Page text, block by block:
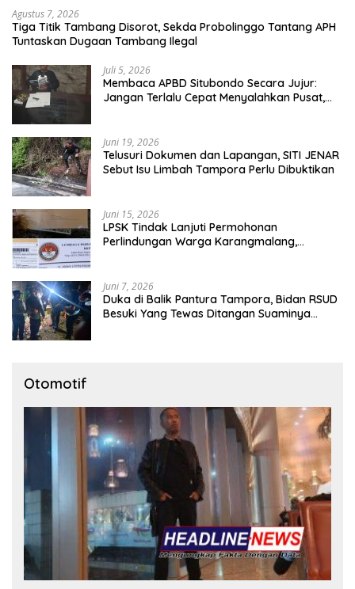
Agustus 7, 2026
Tiga Titik Tambang Disorot, Sekda Probolinggo Tantang APH
Tuntaskan Dugaan Tambang Ilegal
Juli 5, 2026
Membaca APBD Situbondo Secara Jujur:
Jangan Terlalu Cepat Menyalahkan Pusat,
Juni 19, 2026
Telusuri Dokumen dan Lapangan, SITI JENAR
Sebut Isu Limbah Tampora Perlu Dibuktikan
Juni 15, 2026
LPSK Tindak Lanjuti Permohonan
Perlindungan Warga Karangmalang,
Juni 7, 2026
Duka di Balik Pantura Tampora, Bidan RSUD
Besuki Yang Tewas Ditangan Suaminya
Otomotif